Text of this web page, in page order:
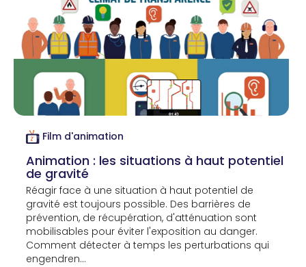
Film d'animation
Animation : les situations à haut potentiel
de gravité
Réagir face à une situation à haut potentiel de
gravité est toujours possible. Des barrières de
prévention, de récupération, d'atténuation sont
mobilisables pour éviter l'exposition au danger.
Comment détecter à temps les perturbations qui
engendren...